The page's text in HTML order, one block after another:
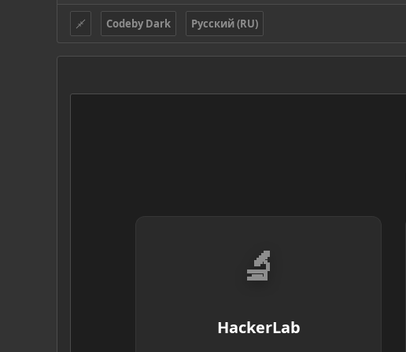
Codeby Dark Русский (RU)
🔬
HackerLab